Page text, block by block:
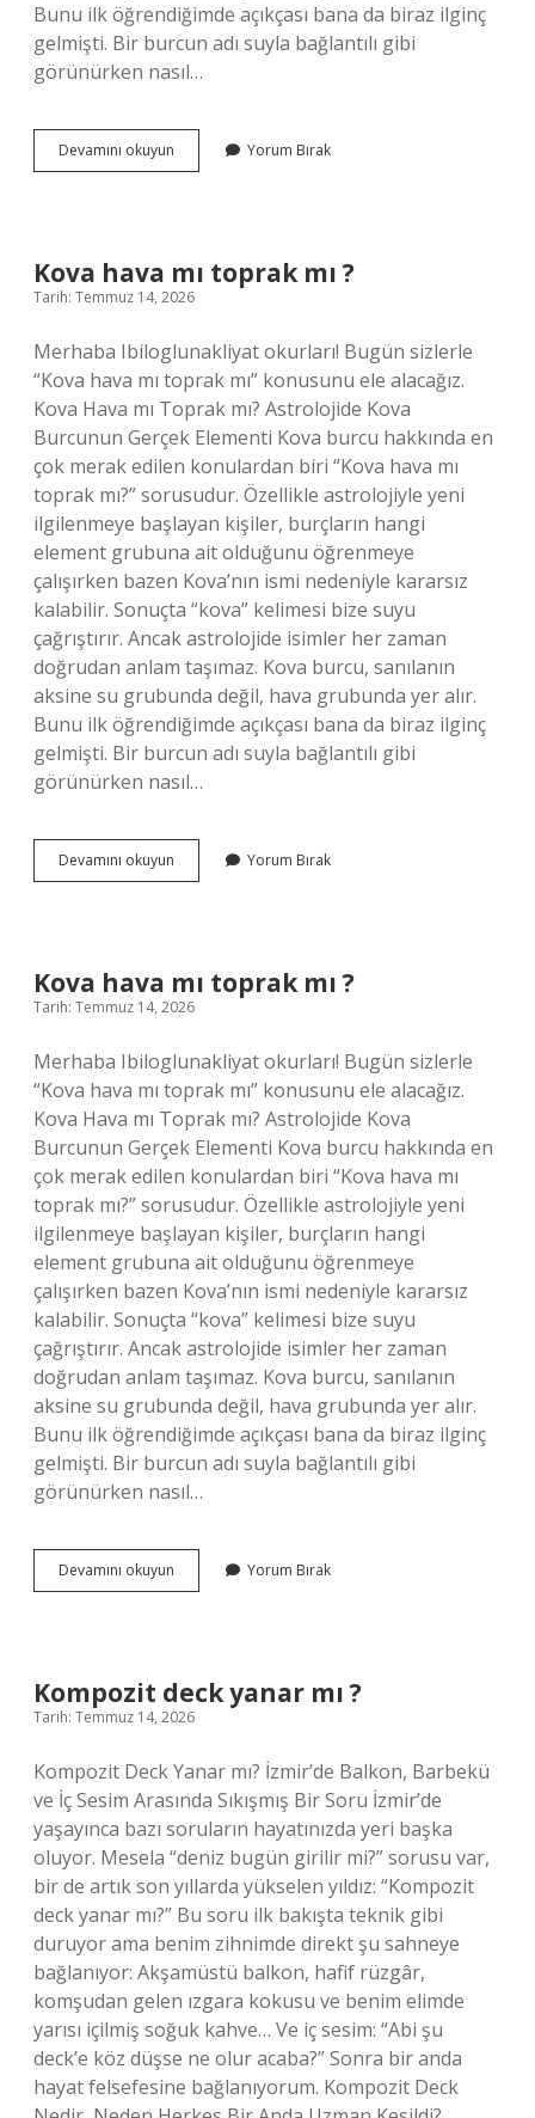
Bunu ilk öğrendiğimde açıkçası bana da biraz ilginç
gelmişti. Bir burcun adı suyla bağlantılı gibi
görünürken nasıl…
Devamını okuyun
hava
Yorum Bırak
Kova hava mı toprak mı ?
Tarih: Temmuz 14, 2026
Merhaba Ibiloglunakliyat okurları! Bugün sizlerle
“Kova hava mı toprak mı” konusunu ele alacağız.
Kova Hava mı Toprak mı? Astrolojide Kova
Burcunun Gerçek Elementi Kova burcu hakkında en
çok merak edilen konulardan biri “Kova hava mı
toprak mı?” sorusudur. Özellikle astrolojiyle yeni
ilgilenmeye başlayan kişiler, burçların hangi
element grubuna ait olduğunu öğrenmeye
çalışırken bazen Kova’nın ismi nedeniyle kararsız
kalabilir. Sonuçta “kova” kelimesi bize suyu
çağrıştırır. Ancak astrolojide isimler her zaman
doğrudan anlam taşımaz. Kova burcu, sanılanın
aksine su grubunda değil, hava grubunda yer alır.
Bunu ilk öğrendiğimde açıkçası bana da biraz ilginç
gelmişti. Bir burcun adı suyla bağlantılı gibi
görünürken nasıl…
Devamını okuyun
hava
Yorum Bırak
Kova hava mı toprak mı ?
Tarih: Temmuz 14, 2026
Merhaba Ibiloglunakliyat okurları! Bugün sizlerle
“Kova hava mı toprak mı” konusunu ele alacağız.
Kova Hava mı Toprak mı? Astrolojide Kova
Burcunun Gerçek Elementi Kova burcu hakkında en
çok merak edilen konulardan biri “Kova hava mı
toprak mı?” sorusudur. Özellikle astrolojiyle yeni
ilgilenmeye başlayan kişiler, burçların hangi
element grubuna ait olduğunu öğrenmeye
çalışırken bazen Kova’nın ismi nedeniyle kararsız
kalabilir. Sonuçta “kova” kelimesi bize suyu
çağrıştırır. Ancak astrolojide isimler her zaman
doğrudan anlam taşımaz. Kova burcu, sanılanın
aksine su grubunda değil, hava grubunda yer alır.
Bunu ilk öğrendiğimde açıkçası bana da biraz ilginç
gelmişti. Bir burcun adı suyla bağlantılı gibi
görünürken nasıl…
Devamını okuyun
hava
Yorum Bırak
Kompozit deck yanar mı ?
Tarih: Temmuz 14, 2026
Kompozit Deck Yanar mı? İzmir’de Balkon, Barbekü
ve İç Sesim Arasında Sıkışmış Bir Soru İzmir’de
yaşayınca bazı soruların hayatınızda yeri başka
oluyor. Mesela “deniz bugün girilir mi?” sorusu var,
bir de artık son yıllarda yükselen yıldız: “Kompozit
deck yanar mı?” Bu soru ilk bakışta teknik gibi
duruyor ama benim zihnimde direkt şu sahneye
bağlanıyor: Akşamüstü balkon, hafif rüzgâr,
komşudan gelen ızgara kokusu ve benim elimde
yarısı içilmiş soğuk kahve… Ve iç sesim: “Abi şu
deck’e köz düşse ne olur acaba?” Sonra bir anda
hayat felsefesine bağlanıyorum. Kompozit Deck